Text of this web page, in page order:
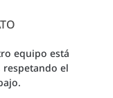
equipo está
el